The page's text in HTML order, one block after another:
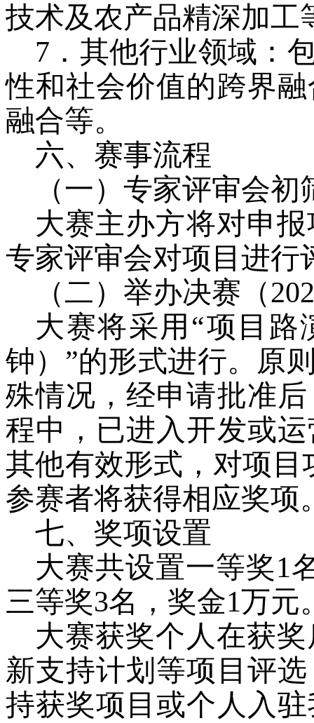
技术及农产品精深加工
7 ． 其他行业领域 ：
性和社会价值的跨界
融合等。
六、赛事流程
（一）专家评审会初
大赛主办方将对申
专家评审会对项目进行
（二）举办决赛（
大赛将采用 “项目路
钟）”的形式进行。原
殊情况，经申请批准
程中，已进入开发或
其他有效形式，对项
参赛者将获得相应奖项
七、奖项设置
大赛共设置一等奖1
三等奖3名，奖金1万元
大赛获奖个人在获
新支持计划等项目评
持获奖项目或个人入